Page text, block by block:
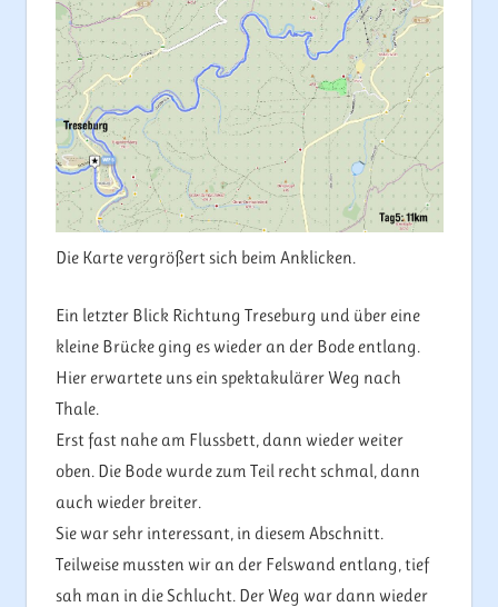
Die Karte vergrößert sich beim Anklicken.
Ein letzter Blick Richtung Treseburg und über eine
kleine Brücke ging es wieder an der Bode entlang.
Hier erwartete uns ein spektakulärer Weg nach
Thale.
Erst fast nahe am Flussbett, dann wieder weiter
oben. Die Bode wurde zum Teil recht schmal, dann
auch wieder breiter.
Sie war sehr interessant, in diesem Abschnitt.
Teilweise mussten wir an der Felswand entlang, tief
sah man in die Schlucht. Der Weg war dann wieder